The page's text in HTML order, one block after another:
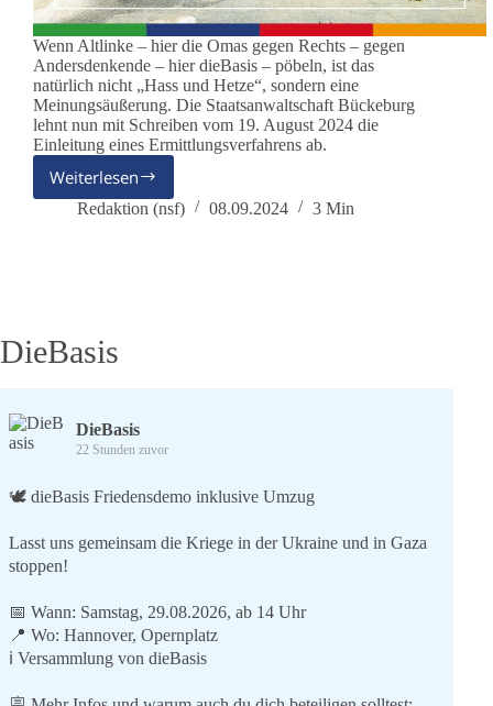
Wenn Altlinke – hier die Omas gegen Rechts – gegen
Andersdenkende – hier dieBasis – pöbeln, ist das
natürlich nicht „Hass und Hetze“, sondern eine
Meinungsäußerung. Die Staatsanwaltschaft Bückeburg
lehnt nun mit Schreiben vom 19. August 2024 die
Einleitung eines Ermittlungsverfahrens ab.
Weiterlesen
dieBasis
bei
Redaktion (nsf) 08.09.2024 3 Min
DieBasis
DieBasis
22 Stunden zuvor
🕊 dieBasis Friedensdemo inklusive Umzug
Lasst uns gemeinsam die Kriege in der Ukraine und in Gaza
stoppen!
📅 Wann: Samstag, 29.08.2026, ab 14 Uhr
📍 Wo: Hannover, Opernplatz
ℹ️ Versammlung von dieBasis